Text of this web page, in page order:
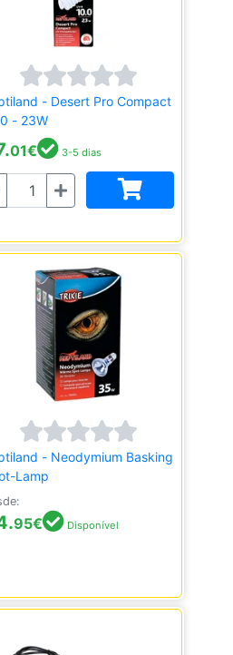
- Desert Pro Compact
- 23W
01€ 3-5 dias
- Neodymium Basking
Lamp
95€ Disponível